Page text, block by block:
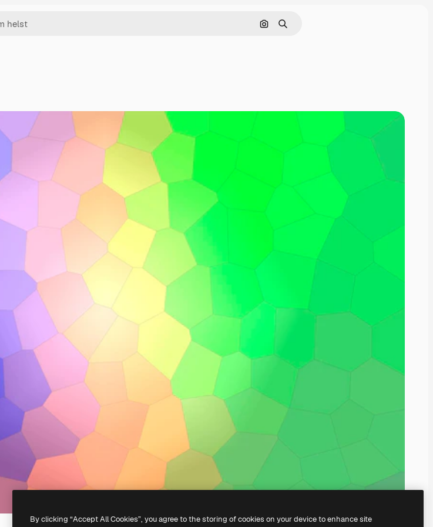
Sök efter bild
Söka
By clicking “Accept All Cookies”, you agree to the storing of cookies on your device to enhance site